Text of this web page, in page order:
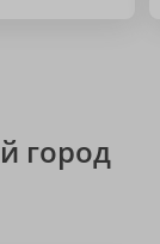
город